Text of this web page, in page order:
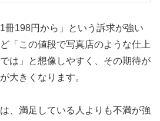
冊198円から」という訴求が強い
「この値段で写真店のような仕上
は」と想像しやすく、その期待が
大きくなります。
、満足している人よりも不満が強